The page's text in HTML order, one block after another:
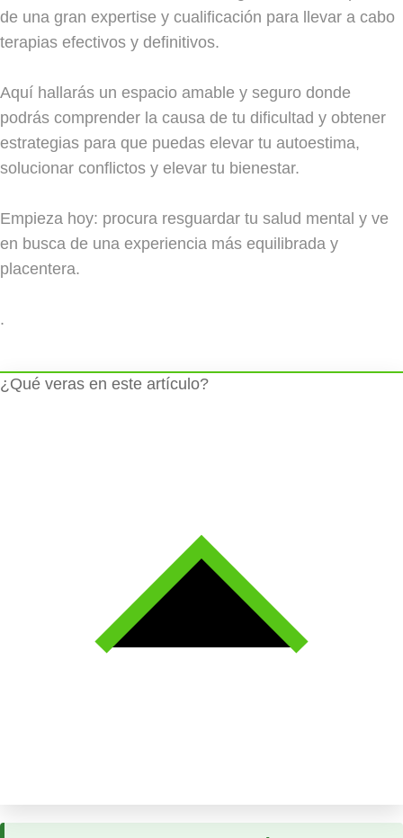
de una gran expertise y cualificación para llevar a cabo
terapias efectivos y definitivos.
Aquí hallarás un espacio amable y seguro donde
podrás comprender la causa de tu dificultad y obtener
estrategias para que puedas elevar tu autoestima,
solucionar conflictos y elevar tu bienestar.
Empieza hoy: procura resguardar tu salud mental y ve
en busca de una experiencia más equilibrada y
placentera.
.
¿Qué veras en este artículo?